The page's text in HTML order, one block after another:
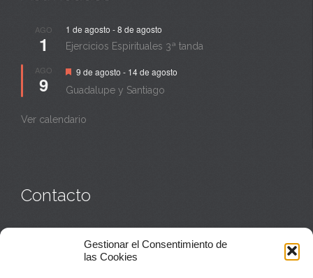
Gestionar el Consentimiento de
las Cookies
AGO
1
1 de agosto -8 de agosto
Ejercicios Espirituales 3ª tanda
AGO
9
Destacado
9 de agosto - 14 de agosto
Guadalupe y Santiago
Ver calendario
Contacto
Monasterio:949 835 032
Casa de acogida:609 423 521o949 835 058
Parroquia y sacerdotes:949 835 111